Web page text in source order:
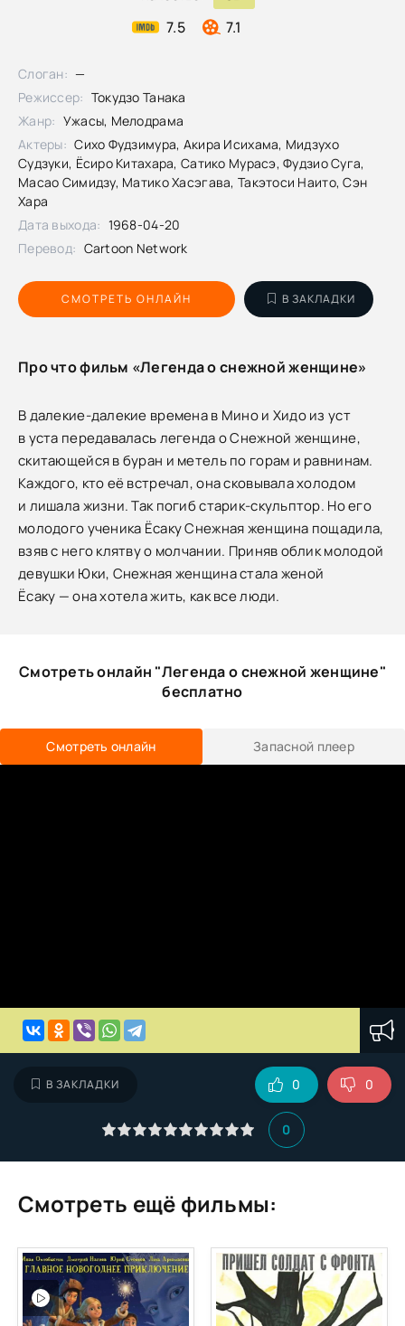
7.5 7.1
СМОТРЕТЬ ОНЛАЙН В ЗАКЛАДКИ
Слоган: —
Режиссер: Токудзо Танака
Жанр: Ужасы, Мелодрама
Актеры: Сихо Фудзимура, Акира Исихама, Мидзухо
Судзуки, Ёсиро Китахара, Сатико Мурасэ, Фудзио Суга,
Масао Симидзу, Матико Хасэгава, Такэтоси Наито, Сэн
Хара
Дата выхода: 1968-04-20
Перевод: Cartoon Network
Про что фильм «Легенда о снежной женщине»
В далекие-далекие времена в Мино и Хидо из уст
в уста передавалась легенда о Снежной женщине,
скитающейся в буран и метель по горам и равнинам.
Каждого, кто её встречал, она сковывала холодом
и лишала жизни. Так погиб старик-скульптор. Но его
молодого ученика Ёсаку Снежная женщина пощадила,
взяв с него клятву о молчании. Приняв облик молодой
девушки Юки, Снежная женщина стала женой
Ёсаку — она хотела жить, как все люди.
Смотреть онлайн "Легенда о снежной женщине"
бесплатно
Смотреть онлайн Запасной плеер
В ЗАКЛАДКИ
0
0 0
Смотреть ещё фильмы: